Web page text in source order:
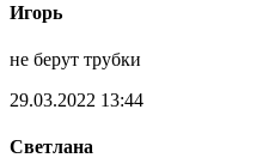
Игорь
не берут трубки
29.03.2022 13:44
Светлана